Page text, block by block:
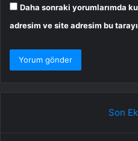
Daha sonraki yorumlarımda
adresim ve site adresim bu
Son